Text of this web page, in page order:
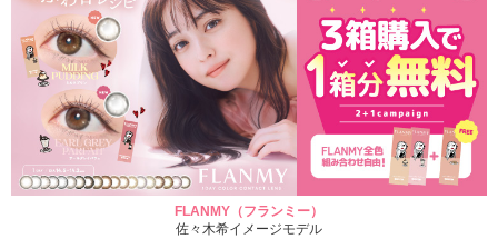
FLANMY（フランミー）
佐々木希イメージモデル